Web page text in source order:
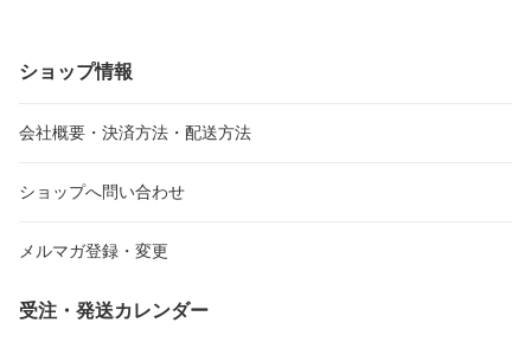
ショップ情報
会社概要・決済方法・配送方法
ショップへ問い合わせ
メルマガ登録・変更
受注・発送カレンダー